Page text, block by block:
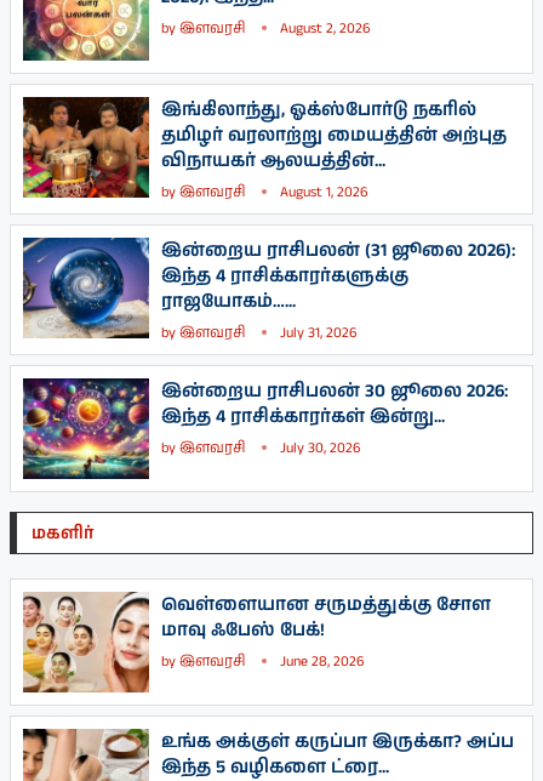
byஇளவரசி August 2, 2026
இங்கிலாந்து, ஓக்ஸ்போர்டு நகரில்
தமிழர் வரலாற்று மையத்தின் அற்புத
விநாயகர் ஆலயத்தின்...
byஇளவரசி August 1, 2026
இன்றைய ராசிபலன் (31 ஜூலை 2026):
இந்த 4 ராசிக்காரர்களுக்கு
ராஜயோகம்…...
byஇளவரசி July 31, 2026
இன்றைய ராசிபலன் 30 ஜூலை 2026:
இந்த 4 ராசிக்காரர்கள் இன்று...
byஇளவரசி July 30, 2026
மகளிர்
வெள்ளையான சருமத்துக்கு சோள
மாவு ஃபேஸ் பேக்!
byஇளவரசி June 28, 2026
உங்க அக்குள் கருப்பா இருக்கா? அப்ப
இந்த 5 வழிகளை ட்ரை...